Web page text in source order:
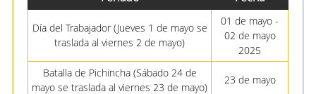
Día del Trabajador (Jueves 1 de mayo se
traslada al viernes 2 de mayo)
01 de mayo -
02 de mayo
2025
Batalla de Pichincha (Sábado 24 de
mayo se traslada al viernes 23 de mayo)
23 de mayo